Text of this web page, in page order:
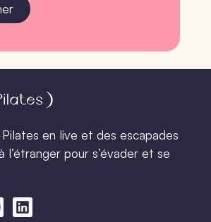
en live et des escapades
l’étranger pour s’évader et se